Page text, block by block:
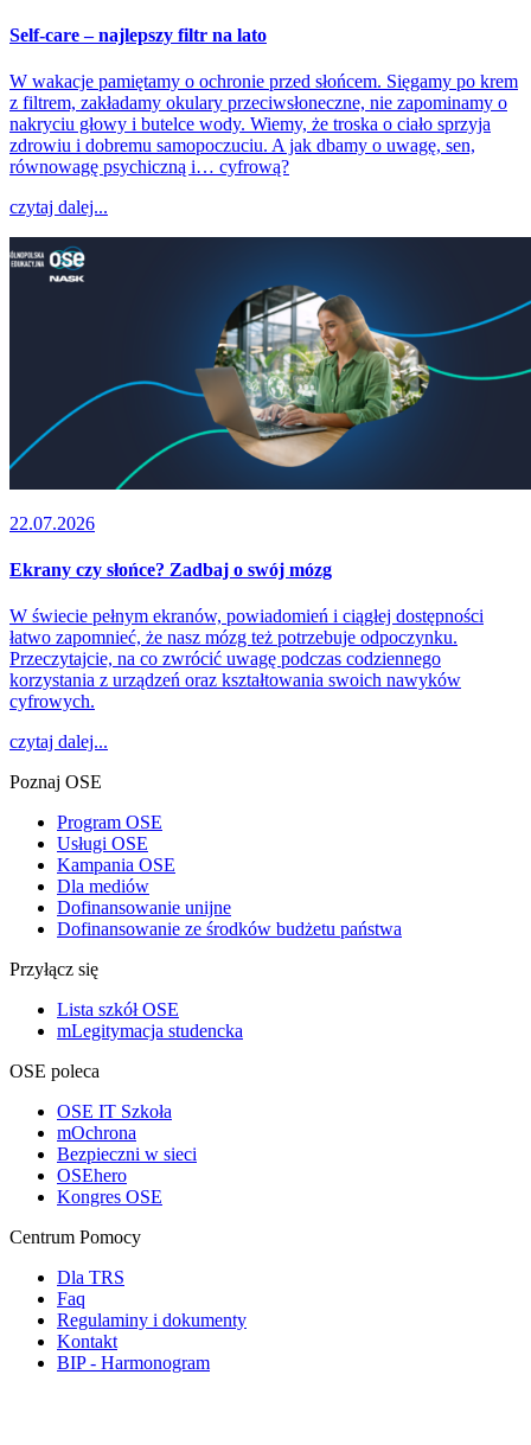
Self-care – najlepszy filtr na lato
W wakacje pamiętamy o ochronie przed słońcem. Sięgamy po krem
z filtrem, zakładamy okulary przeciwsłoneczne, nie zapominamy o
nakryciu głowy i butelce wody. Wiemy, że troska o ciało sprzyja
zdrowiu i dobremu samopoczuciu. A jak dbamy o uwagę, sen,
równowagę psychiczną i… cyfrową?
czytaj dalej...
22.07.2026
Ekrany czy słońce? Zadbaj o swój mózg
W świecie pełnym ekranów, powiadomień i ciągłej dostępności
łatwo zapomnieć, że nasz mózg też potrzebuje odpoczynku.
Przeczytajcie, na co zwrócić uwagę podczas codziennego
korzystania z urządzeń oraz kształtowania swoich nawyków
cyfrowych.
czytaj dalej...
Poznaj OSE
Program OSE
Usługi OSE
Kampania OSE
Dla mediów
Dofinansowanie unijne
Dofinansowanie ze środków budżetu państwa
Przyłącz się
Lista szkół OSE
mLegitymacja studencka
OSE poleca
OSE IT Szkoła
mOchrona
Bezpieczni w sieci
OSEhero
Kongres OSE
Centrum Pomocy
Dla TRS
Faq
Regulaminy i dokumenty
Kontakt
BIP - Harmonogram